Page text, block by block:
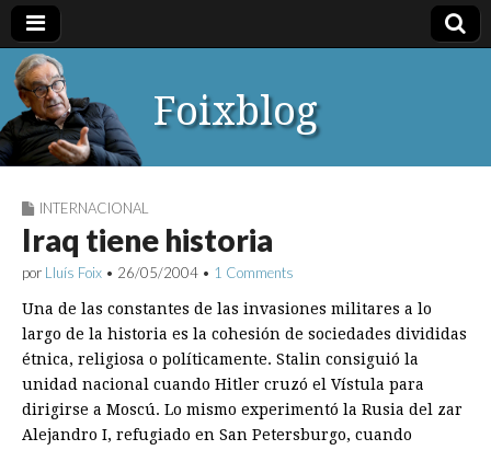
Foixblog
INTERNACIONAL
Iraq tiene historia
por Lluís Foix • 26/05/2004 • 1 Comments
Una de las constantes de las invasiones militares a lo
largo de la historia es la cohesión de sociedades divididas
étnica, religiosa o políticamente. Stalin consiguió la
unidad nacional cuando Hitler cruzó el Vístula para
dirigirse a Moscú. Lo mismo experimentó la Rusia del zar
Alejandro I, refugiado en San Petersburgo, cuando